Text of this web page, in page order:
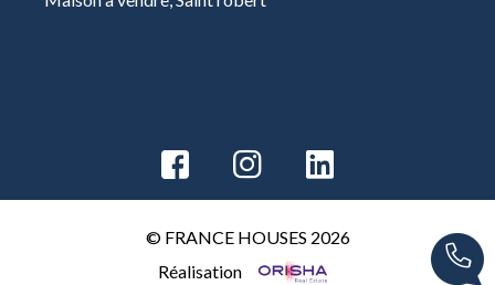
© FRANCE HOUSES 2026
Réalisation